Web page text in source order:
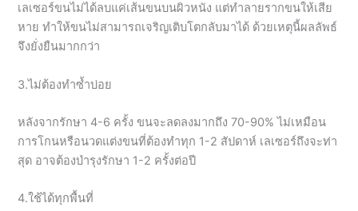
เลเซอร์ขนไม่ได้ลบแค่เส้นขนบนผิวหนัง แต่ทำลายรากขนให้เสีย
หาย ทำให้ขนไม่สามารถเจริญเติบโตกลับมาได้ ด้วยเหตุนี้ผลลัพธ์
จึงยั่งยืนมากกว่า
3.ไม่ต้องทำซ้ำบ่อย
หลังจากรักษา 4-6 ครั้ง ขนจะลดลงมากถึง 70-90% ไม่เหมือน
การโกนหรือนวดแต่งขนที่ต้องทำทุก 1-2 สัปดาห์ เลเซอร์ถึงจะท่า
สุด อาจต้องบำรุงรักษา 1-2 ครั้งต่อปี
4.ใช้ได้ทุกพื้นที่